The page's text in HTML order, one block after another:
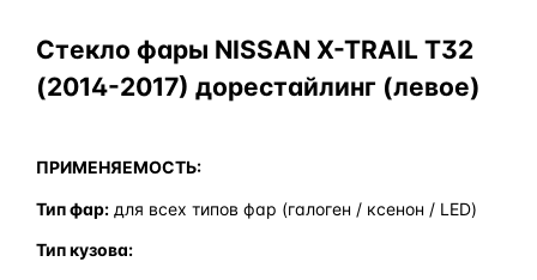
Стекло фары NISSAN X-TRAIL T32
(2014-2017) дорестайлинг (левое)
ПРИМЕНЯЕМОСТЬ:
Тип фар: для всех типов фар (галоген / ксенон / LED)
Тип кузова: